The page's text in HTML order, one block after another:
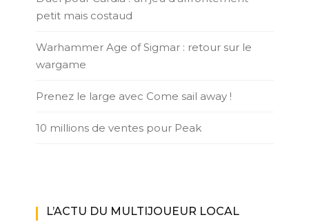
petit mais costaud
Warhammer Age of Sigmar : retour sur le
wargame
Prenez le large avec Come sail away !
10 millions de ventes pour Peak
L’ACTU DU MULTIJOUEUR LOCAL